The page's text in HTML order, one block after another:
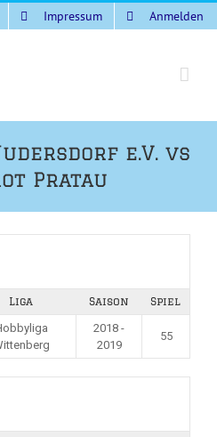
Impressum Anmelden
e.V. vs
Pratau
Liga Saison Spiel
2018 -
2019
55